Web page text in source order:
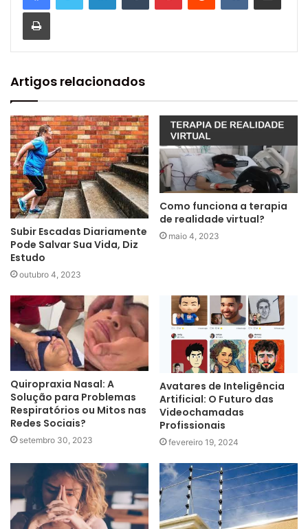
Artigos relacionados
Subir Escadas Diariamente
Pode Salvar Sua Vida, Diz
Estudo
outubro 4, 2023
Como funciona a terapia
de realidade virtual?
maio 4, 2023
Quiropraxia Nasal: A
Solução para Problemas
Respiratórios ou Mitos nas
Redes Sociais?
setembro 30, 2023
Avatares de Inteligência
Artificial: O Futuro das
Videochamadas
Profissionais
fevereiro 19, 2024